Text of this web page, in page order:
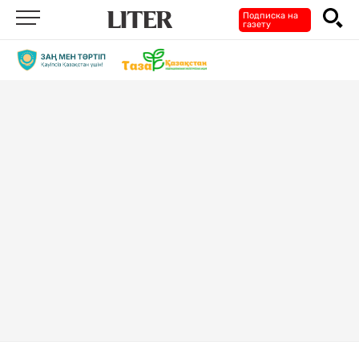
Подписка на
газету